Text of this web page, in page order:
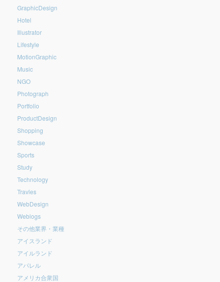
GraphicDesign
Hotel
Illustrator
Lifestyle
MotionGraphic
Music
NGO
Photograph
Portfolio
ProductDesign
Shopping
Showcase
Sports
Study
Technology
Travles
WebDesign
Weblogs
その他業界・業種
アイスランド
アイルランド
アパレル
アメリカ合衆国